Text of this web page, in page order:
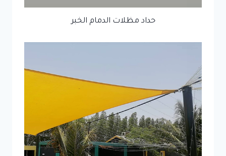
حداد مظلات الدمام الخبر